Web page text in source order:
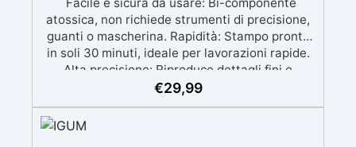
atossica, non richiede strumenti di precisione,
guanti o mascherina. Rapidità: Stampo pronto
in soli 30 minuti, ideale per lavorazioni rapide.
Alta precisione: Riproduce dettagli fini e
complessi con un risultato professionale.
metallo a basso punto di fusione, sapone e
cemento. Resistente e durevole: Consente oltre
€29,99